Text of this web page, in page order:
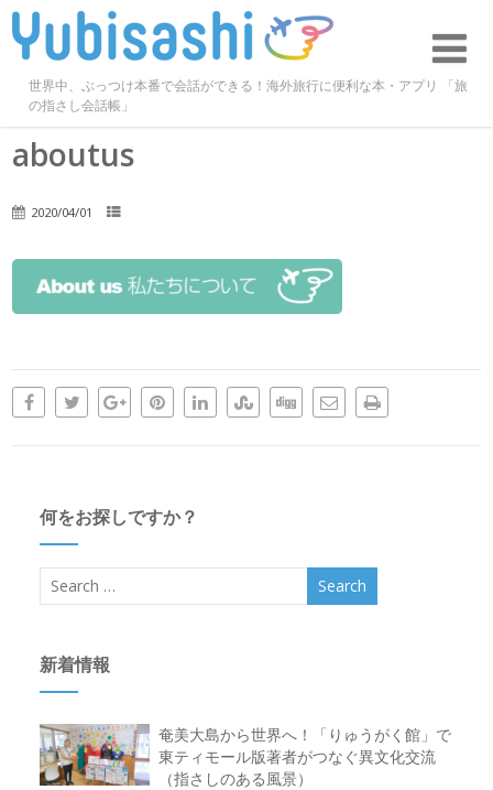
世界中、ぶっつけ本番で会話ができる！海外旅行に便利な本・アプリ 「旅
の指さし会話帳」
aboutus
2020/04/01
何をお探しですか？
新着情報
奄美大島から世界へ！「りゅうがく館」で
東ティモール版著者がつなぐ異文化交流
（指さしのある風景）